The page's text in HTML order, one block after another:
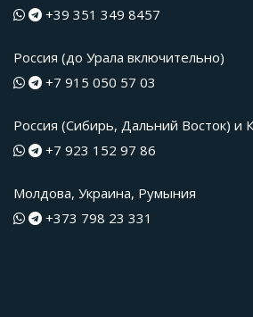
+39 351 349 8457
Россия (до Урала включительно)
+7 915 050 57 03
Россия (Сибирь, Дальний Восток) и
+7 923 152 97 86
Молдова, Украина, Румыния
+373 798 23 331